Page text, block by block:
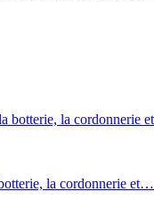
la cordonnerie et…